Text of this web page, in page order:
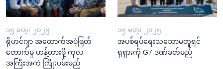
၁၅ မတ္၊ ၂၀၂၅
ရိုဟင်ဂျာ အထောက်အပံ့ဖြတ်
တောက်မှု ဟန့်တားဖို့ ကုလ
အကြီးအကဲ ကြိုးပမ်းမည်
၁၅ မတ္၊ ၂၀၂၅
အပစ်ရပ်ရေးသဘောမတူရင်
ရုရှားကို G7 ဒဏ်ခတ်မည်